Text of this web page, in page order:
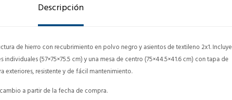
Descripción
de hierro con recubrimiento en polvo negro y asientos de textileno 2x1. Incluye
individuales (57×75×75.5 cm) y una mesa de centro (75×44.5×41.6 cm) con tapa de
resistente y de fácil mantenimiento.
a partir de la fecha de compra.